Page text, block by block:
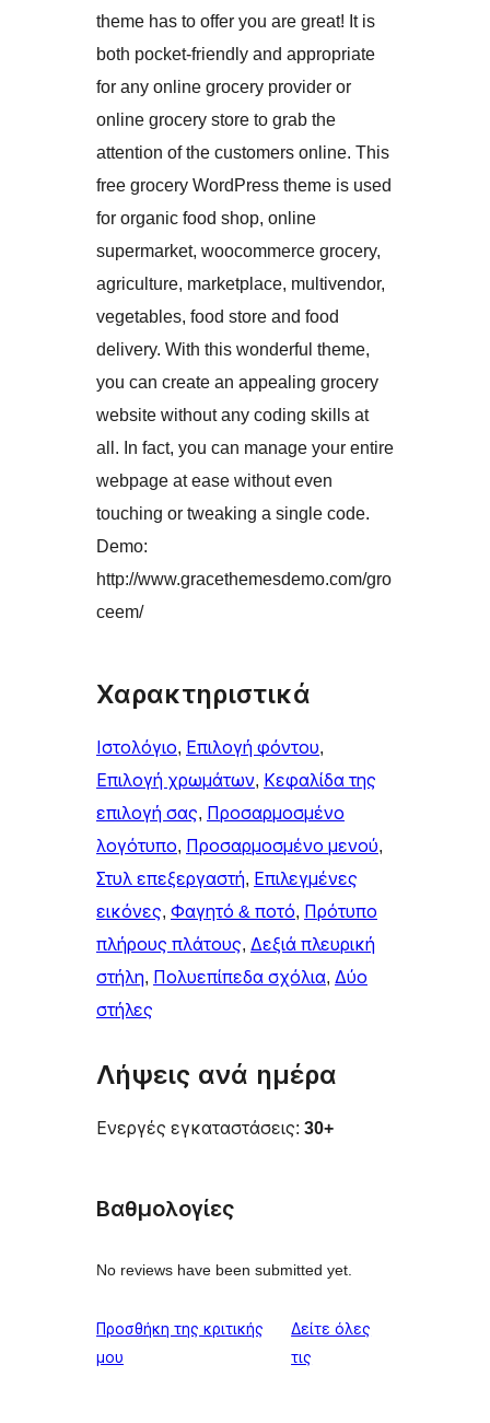
theme has to offer you are great! It is
both pocket-friendly and appropriate
for any online grocery provider or
online grocery store to grab the
attention of the customers online. This
free grocery WordPress theme is used
for organic food shop, online
supermarket, woocommerce grocery,
agriculture, marketplace, multivendor,
vegetables, food store and food
delivery. With this wonderful theme,
you can create an appealing grocery
website without any coding skills at
all. In fact, you can manage your entire
webpage at ease without even
touching or tweaking a single code.
Demo:
http://www.gracethemesdemo.com/gro
ceem/
Χαρακτηριστικά
Ιστολόγιο, Επιλογή φόντου
Επιλογή χρωμάτων, Κεφαλίδα της
επιλογή σας, Προσαρμοσμένο
λογότυπο, Προσαρμοσμένο μενού
Στυλ επεξεργαστή, Επιλεγμένες
εικόνες, Φαγητό & ποτό, Πρότυπο
πλήρους πλάτους, Δεξιά πλευρική
στήλη, Πολυεπίπεδα σχόλια, Δύο
στήλες
Λήψεις ανά ημέρα
Ενεργές εγκαταστάσεις: 30+
Βαθμολογίες
No reviews have been submitted yet.
Προσθήκη της κριτικής
μου
Δείτε όλες
τις